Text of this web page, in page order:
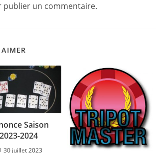
publier un commentaire.
Saison
2023-2024
30 juillet 2023